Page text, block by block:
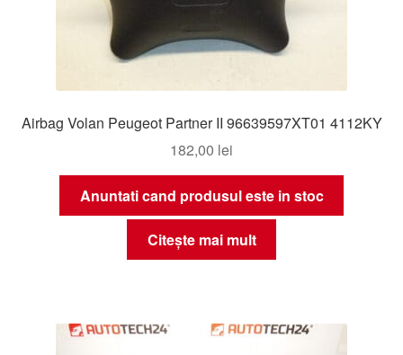
Airbag Volan Peugeot Partner II 96639597XT01 4112KY
182,00 lei
Anuntati cand produsul este in stoc
Citește mai mult